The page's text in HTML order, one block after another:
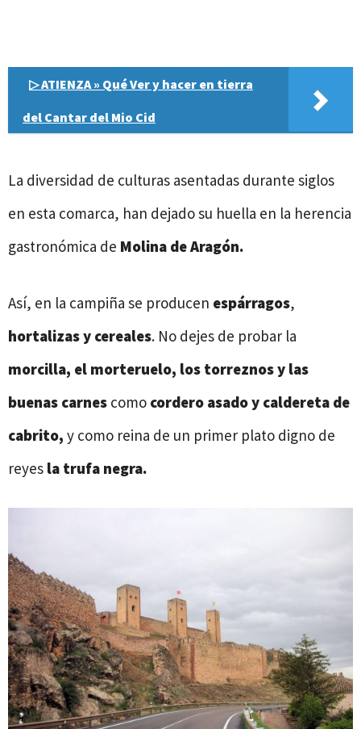
▷ ATIENZA » Qué Ver y hacer en tierra
del Cantar del Mio Cid
La diversidad de culturas asentadas durante siglos
en esta comarca, han dejado su huella en la herencia
gastronómica de Molina de Aragón.
Así, en la campiña se producen espárragos,
hortalizas y cereales. No dejes de probar la
morcilla, el morteruelo, los torreznos y las
buenas carnes como cordero asado y caldereta de
cabrito, y como reina de un primer plato digno de
reyes la trufa negra.